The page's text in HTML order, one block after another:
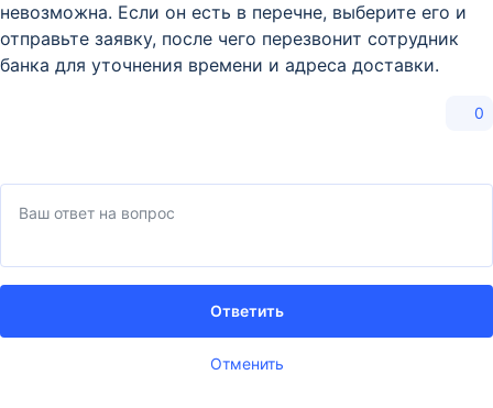
невозможна. Если он есть в перечне, выберите его и
отправьте заявку, после чего перезвонит сотрудник
банка для уточнения времени и адреса доставки.
0
Отменить
Ответить